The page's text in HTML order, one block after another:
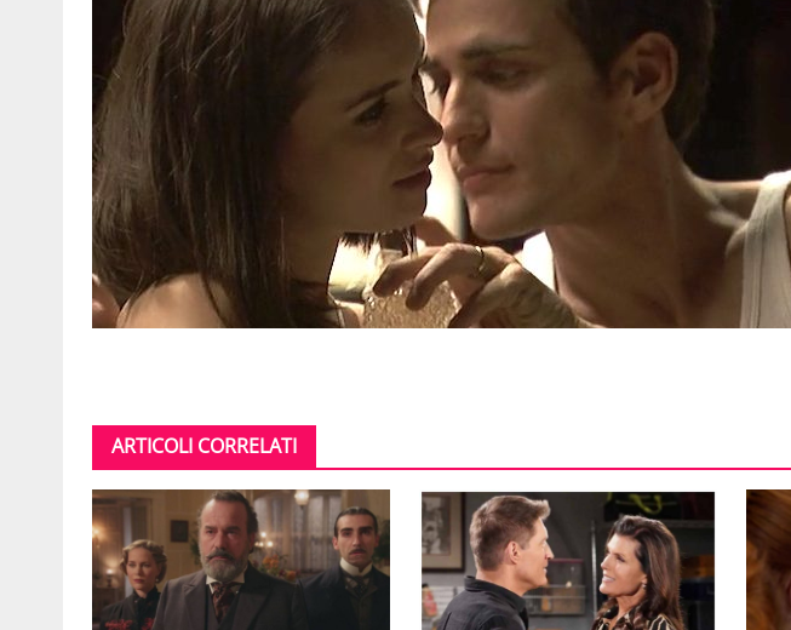
ARTICOLI CORRELATI